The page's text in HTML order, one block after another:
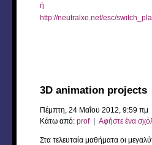
ή
http://neutralxe.net/esc/
3D animation projects
Πέμπτη, 24 Μαΐου 2012, 9:59 πμ
Κάτω από: prof| Αφήστε ένα
Στα τελευταία μαθήματα οι